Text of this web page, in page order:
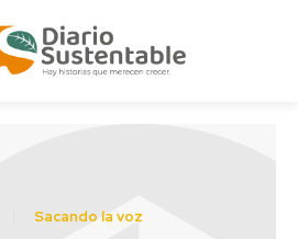
Sacando la voz